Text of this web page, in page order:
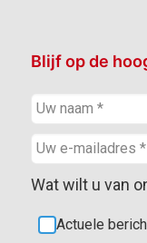
Blijf op de
Wat wilt u van
Actuele